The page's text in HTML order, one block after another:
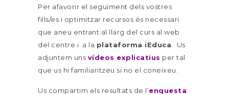
Per afavorir el seguiment dels vostres
fills/es i optimitzar recursos és necessari
que aneu entrant al llarg del curs al web
del centre i a la plataforma iEduca . Us
adjuntem uns vídeos explicatius per tal
que us hi familiaritzeu si no el coneixeu.
Us compartim els resultats de l’enquesta